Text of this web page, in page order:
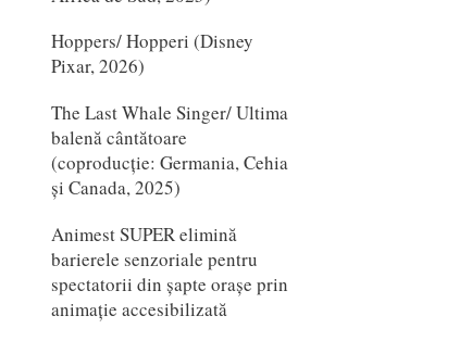
Hoppers/ Hopperi (Disney
Pixar, 2026)
The Last Whale Singer/ Ultima
balenă cântătoare
(coproducție: Germania, Cehia
și Canada, 2025)
Animest SUPER elimină
barierele senzoriale pentru
spectatorii din șapte orașe prin
animație accesibilizată